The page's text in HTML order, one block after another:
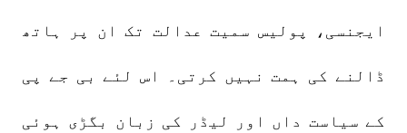
ایجنسی، پولیس سمیت عدالت تک ان پر ہاتھ
ڈالنے کی ہمت نہیں کرتی۔ اس لئے بی جے پی
کے سیاست داں اور لیڈر کی زبان بگڑی ہوئی